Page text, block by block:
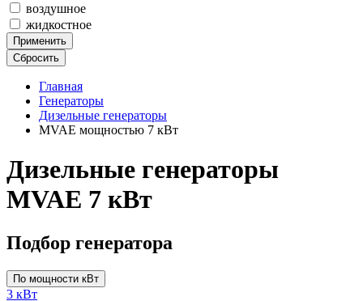
воздушное
жидкостное
Применить
Сбросить
Главная
Генераторы
Дизельные генераторы
MVAE мощностью 7 кВт
Дизельные генераторы
MVAE 7 кВт
Подбор генератора
По мощности кВт
3 кВт